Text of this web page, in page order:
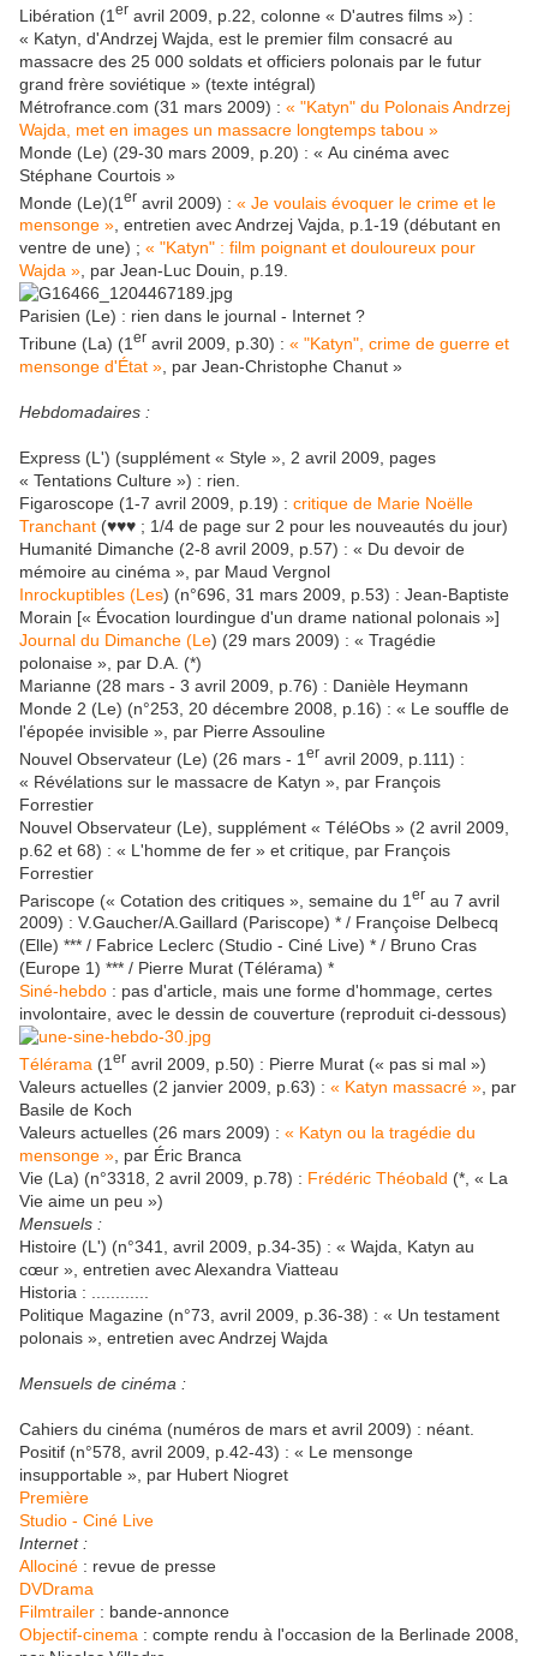
Libération (1 er avril 2009, p.22, colonne « D'autres films ») :
« Katyn, d'Andrzej Wajda, est le premier film consacré au
massacre des 25 000 soldats et officiers polonais par le futur
grand frère soviétique » (texte intégral)
Métrofrance.com (31 mars 2009) : « "Katyn" du Polonais Andrzej
Wajda, met en images un massacre longtemps tabou »
Monde (Le) (29-30 mars 2009, p.20) : « Au cinéma avec
Stéphane Courtois »
Monde (Le)(1 er avril 2009) : « Je voulais évoquer le crime et le
mensonge », entretien avec Andrzej Vajda, p.1-19 (débutant en
ventre de une) ; « "Katyn" : film poignant et douloureux pour
Wajda », par Jean-Luc Douin, p.19.
Parisien (Le) : rien dans le journal - Internet ?
Tribune (La) (1 er avril 2009, p.30) : « "Katyn", crime de guerre et
mensonge d'État » , par Jean-Christophe Chanut »
Hebdomadaires :
Express (L') (supplément « Style », 2 avril 2009, pages
« Tentations Culture ») : rien.
Figaroscope (1-7 avril 2009, p.19) : critique de Marie Noëlle
Tranchant (♥♥♥ ; 1/4 de page sur 2 pour les nouveautés du jour)
Humanité Dimanche (2-8 avril 2009, p.57) : « Du devoir de
mémoire au cinéma », par Maud Vergnol
Inrockuptibles (Les) (n°696, 31 mars 2009, p.53) : Jean-Baptiste
Morain [« Évocation lourdingue d'un drame national polonais »]
Journal du Dimanche (Le) (29 mars 2009) : « Tragédie
polonaise », par D.A. (*)
Marianne (28 mars - 3 avril 2009, p.76) : Danièle Heymann
Monde 2 (Le) (n°253, 20 décembre 2008, p.16) : « Le souffle de
l'épopée invisible », par Pierre Assouline
Nouvel Observateur (Le) (26 mars - 1 er avril 2009, p.111) :
« Révélations sur le massacre de Katyn », par François
Forrestier
Nouvel Observateur (Le), supplément « TéléObs » (2 avril 2009,
p.62 et 68) : « L'homme de fer » et critique, par François
Forrestier
Pariscope (« Cotation des critiques », semaine du 1 er au 7 avril
2009) : V.Gaucher/A.Gaillard (Pariscope) * / Françoise Delbecq
(Elle) *** / Fabrice Leclerc (Studio - Ciné Live) * / Bruno Cras
(Europe 1) *** / Pierre Murat (Télérama) *
Siné-hebdo : pas d'article, mais une forme d'hommage, certes
involontaire, avec le dessin de couverture (reproduit ci-dessous)
Télérama (1 er avril 2009, p.50) : Pierre Murat (« pas si mal »)
Valeurs actuelles (2 janvier 2009, p.63) : « Katyn massacré » , par
Basile de Koch
Valeurs actuelles (26 mars 2009) : « Katyn ou la tragédie du
mensonge » , par Éric Branca
Vie (La) (n°3318, 2 avril 2009, p.78) : Frédéric Théobald (*, « La
Vie aime un peu »)
Mensuels :
Histoire (L') (n°341, avril 2009, p.34-35) : « Wajda, Katyn au
cœur », entretien avec Alexandra Viatteau
Historia : ............
Politique Magazine (n°73, avril 2009, p.36-38) : « Un testament
polonais », entretien avec Andrzej Wajda
Mensuels de cinéma :
Cahiers du cinéma (numéros de mars et avril 2009) : néant.
Positif (n°578, avril 2009, p.42-43) : « Le mensonge
insupportable », par Hubert Niogret
Première
Studio - Ciné Live
Internet :
Allociné : revue de presse
DVDrama
Filmtrailer : bande-annonce
Objectif-cinema : compte rendu à l'occasion de la Berlinade 2008,